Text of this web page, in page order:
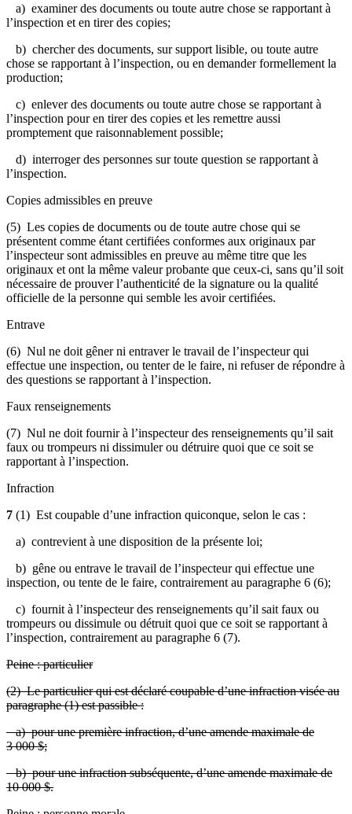
a) examiner des documents ou toute autre chose se rapportant à
l’inspection et en tirer des copies;
b) chercher des documents, sur support lisible, ou toute autre
chose se rapportant à l’inspection, ou en demander formellement la
production;
c) enlever des documents ou toute autre chose se rapportant à
l’inspection pour en tirer des copies et les remettre aussi
promptement que raisonnablement possible;
d) interroger des personnes sur toute question se rapportant à
l’inspection.
Copies admissibles en preuve
(5) Les copies de documents ou de toute autre chose qui se
présentent comme étant certifiées conformes aux originaux par
l’inspecteur sont admissibles en preuve au même titre que les
originaux et ont la même valeur probante que ceux-ci, sans qu’il soit
nécessaire de prouver l’authenticité de la signature ou la qualité
officielle de la personne qui semble les avoir certifiées.
Entrave
(6) Nul ne doit gêner ni entraver le travail de l’inspecteur qui
effectue une inspection, ou tenter de le faire, ni refuser de répondre à
des questions se rapportant à l’inspection.
Faux renseignements
(7) Nul ne doit fournir à l’inspecteur des renseignements qu’il sait
faux ou trompeurs ni dissimuler ou détruire quoi que ce soit se
rapportant à l’inspection.
Infraction
7 (1) Est coupable d’une infraction quiconque, selon le cas :
a) contrevient à une disposition de la présente loi;
b) gêne ou entrave le travail de l’inspecteur qui effectue une
inspection, ou tente de le faire, contrairement au paragraphe 6 (6);
c) fournit à l’inspecteur des renseignements qu’il sait faux ou
trompeurs ou dissimule ou détruit quoi que ce soit se rapportant à
l’inspection, contrairement au paragraphe 6 (7).
Peine : particulier
(2) Le particulier qui est déclaré coupable d’une infraction visée au
paragraphe (1) est passible :
a) pour une première infraction, d’une amende maximale de
3 000 $;
b) pour une infraction subséquente, d’une amende maximale de
10 000 $.